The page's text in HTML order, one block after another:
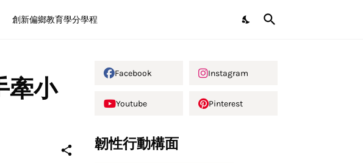
創新偏鄉教育學分學程
牽小
Facebook Instagram
Youtube Pinterest
韌性行動構面